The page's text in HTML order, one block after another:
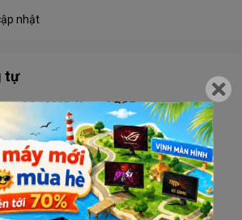
nhật
tự
SG 1083P (8 port) POE
DH PFS3008-8ET (100M)